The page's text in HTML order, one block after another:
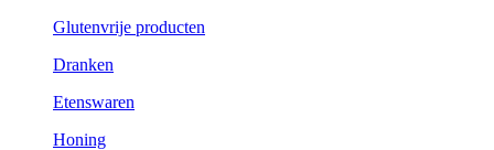
Glutenvrije producten
Dranken
Etenswaren
Honing